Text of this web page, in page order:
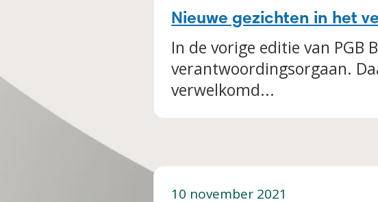
Nieuwe gezichten in het
In de vorige editie van PGB
verantwoordingsorgaan.
verwelkomd...
10 november 2021